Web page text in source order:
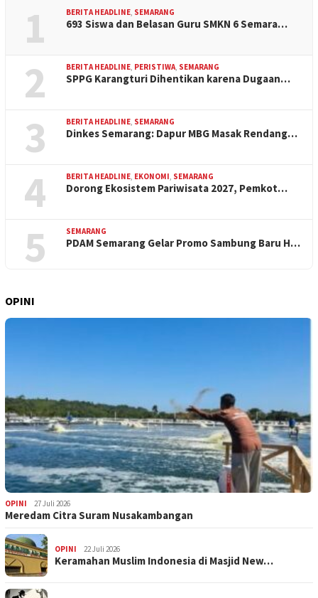
1 BERITA HEADLINE, SEMARANG
693 Siswa dan Belasan Guru SMKN 6 Semara…
2 BERITA HEADLINE, PERISTIWA, SEMARANG
SPPG Karangturi Dihentikan karena Dugaan…
3 BERITA HEADLINE, SEMARANG
Dinkes Semarang: Dapur MBG Masak Rendang…
4 BERITA HEADLINE, EKONOMI, SEMARANG
Dorong Ekosistem Pariwisata 2027, Pemkot…
5 SEMARANG
PDAM Semarang Gelar Promo Sambung Baru H…
OPINI
OPINI 27 Juli 2026
Meredam Citra Suram Nusakambangan
OPINI 22 Juli 2026
Keramahan Muslim Indonesia di Masjid New…